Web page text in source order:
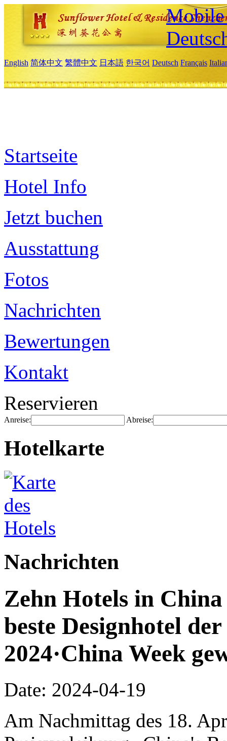
Mobile
English 简体中文 繁體中文 日本語 한국어 Deutsch Français
Startseite
Hotel Info
Jetzt buchen
Ausstattung
Fotos
Nachrichten
Bewertungen
Kontakt
Reservieren
Anreise: Abreise:
Hotelkarte
Nachrichten
Zehn Hotels in
beste Designhotel
2024·China Week
Date: 2024-04-19
Am Nachmittag des 18.